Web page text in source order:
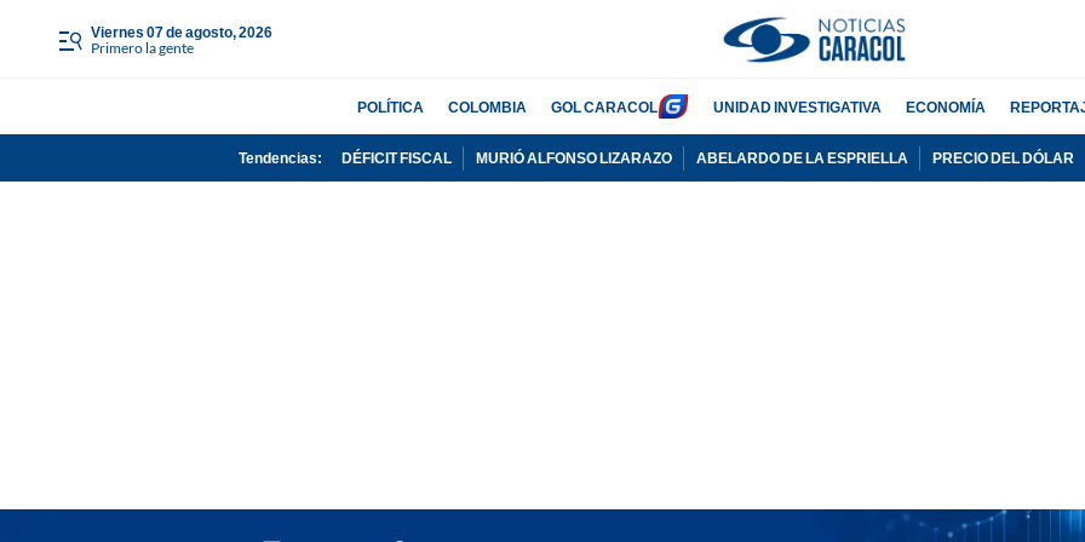
viernes 07 de agosto, 2026
Primero la gente
POLÍTICA COLOMBIA GOL CARACOL UNIDAD INVESTIGATIVA ECONOMÍA
Tendencias: DÉFICIT FISCAL MURIÓ ALFONSO LIZARAZO ABELARDO DE LA ESPRIELLA PRECIO DEL DÓLAR